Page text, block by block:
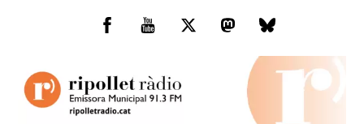
Facebook
You
TwitterMastodonBluesky